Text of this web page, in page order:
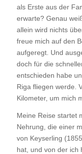
als Erste aus der
erwarte? Genau
allein wird nichts
freue mich auf den
aufgeregt. Und
doch für die
entschieden habe
Riga fliegen werde.
Kilometer, um mich
Meine Reise startet
Nehrung, die einer
von Keyserling
hat, und von der ich